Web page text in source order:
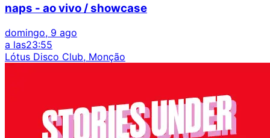
naps - ao vivo / showcase
domingo, 9 ago
a las23:55
Lótus Disco Club, Monção